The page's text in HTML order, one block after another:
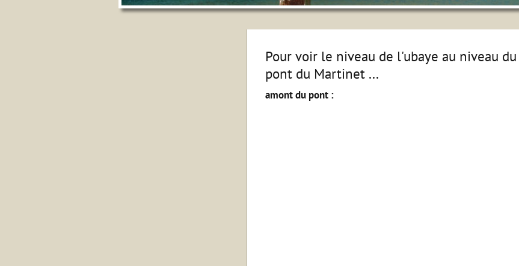
Pour voir le niveau de l'ubaye au niveau du
pont du Martinet ...
amont du pont :